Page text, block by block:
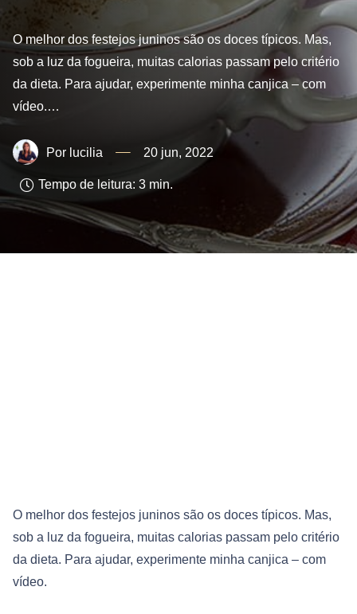
O melhor dos festejos juninos são os doces típicos. Mas,
sob a luz da fogueira, muitas calorias passam pelo critério
da dieta. Para ajudar, experimente minha canjica – com
vídeo.…
lucilia 20 jun, 2022
Tempo de leitura: 3 min.
O melhor dos festejos juninos são os doces típicos. Mas,
sob a luz da fogueira, muitas calorias passam pelo critério
da dieta. Para ajudar, experimente minha canjica – com
vídeo.